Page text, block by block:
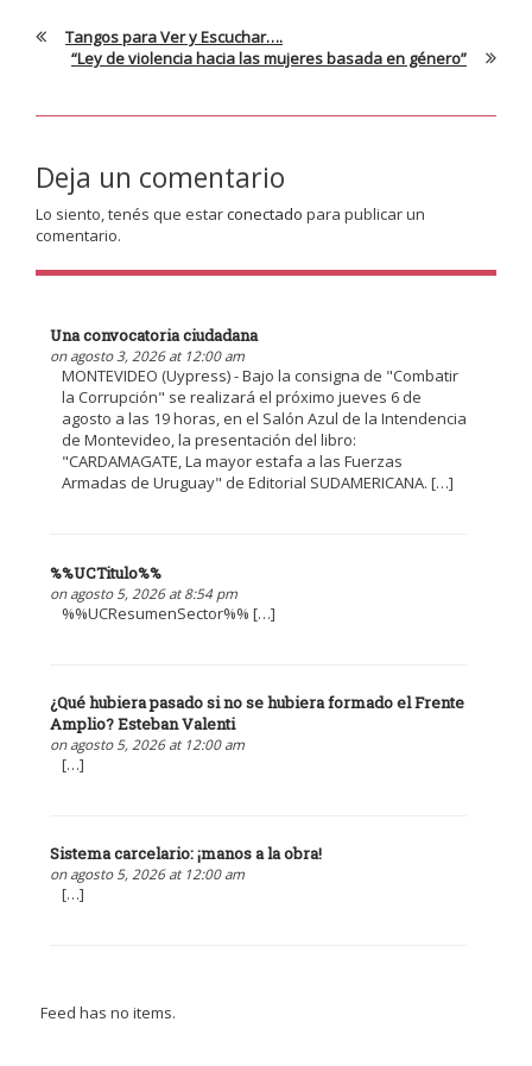
Tangos para Ver y Escuchar….
“Ley de violencia hacia las mujeres basada en género”
Deja un comentario
Lo siento, tenés que estarconectado para publicar un
comentario.
Una convocatoria ciudadana
on agosto 3, 2026 at 12:00 am
MONTEVIDEO (Uypress) - Bajo la consigna de "Combatir
la Corrupción" se realizará el próximo jueves 6 de
agosto a las 19 horas, en el Salón Azul de la Intendencia
de Montevideo, la presentación del libro:
"CARDAMAGATE, La mayor estafa a las Fuerzas
Armadas de Uruguay" de Editorial SUDAMERICANA. […]
%%UCTitulo%%
on agosto 5, 2026 at 8:54 pm
%%UCResumenSector%% […]
¿Qué hubiera pasado si no se hubiera formado el Frente
Amplio? Esteban Valenti
on agosto 5, 2026 at 12:00 am
[…]
Sistema carcelario: ¡manos a la obra!
on agosto 5, 2026 at 12:00 am
[…]
Feed has no items.